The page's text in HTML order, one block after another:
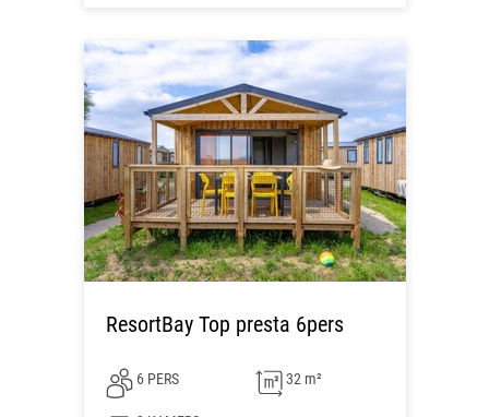
ResortBay Top presta 6pers
6 PERS 32 m²